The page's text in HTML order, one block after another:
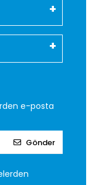
e-posta
Gönder